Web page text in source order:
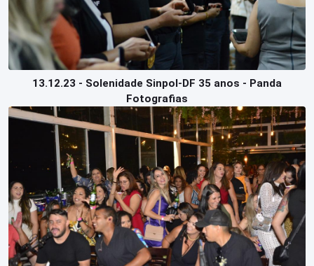
13.12.23 - Solenidade Sinpol-DF 35 anos - Panda
Fotografias